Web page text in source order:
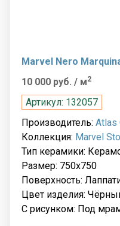
Marvel Nero
10 000 руб. / м2
Артикул: 132057
Производитель: Atlas
Коллекция: Marvel
Тип керамики:
Размер: 750x750
Поверхность:
Цвет изделия:
С рисунком: Под